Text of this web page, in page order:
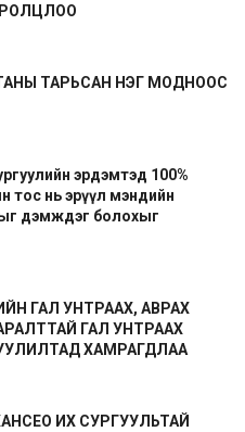
ТАРЬСАН НЭГ МОДНООС
эрдэмтэд 100%
тос нь эрүүл мэндийн
дэмждэг болохыг
ГАЛ УНТРААХ, АВРАХ
ГАЛ УНТРААХ
ХАМРАГДЛАА
ИХ СУРГУУЛЬТАЙ